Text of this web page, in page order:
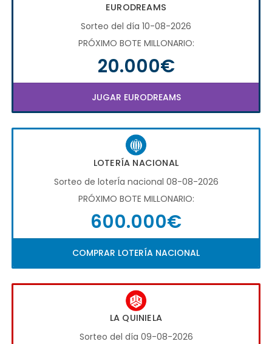
EURODREAMS
Sorteo del día 10-08-2026
PRÓXIMO BOTE MILLONARIO:
20.000€
JUGAR EURODREAMS
LOTERÍA NACIONAL
Sorteo de loterÍa nacional 08-08-2026
PRÓXIMO BOTE MILLONARIO:
600.000€
COMPRAR LOTERÍA NACIONAL
LA QUINIELA
Sorteo del día 09-08-2026